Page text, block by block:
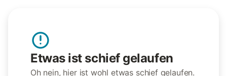
Etwas ist schief gelaufen
Oh nein, hier ist wohl etwas schief gelaufen.